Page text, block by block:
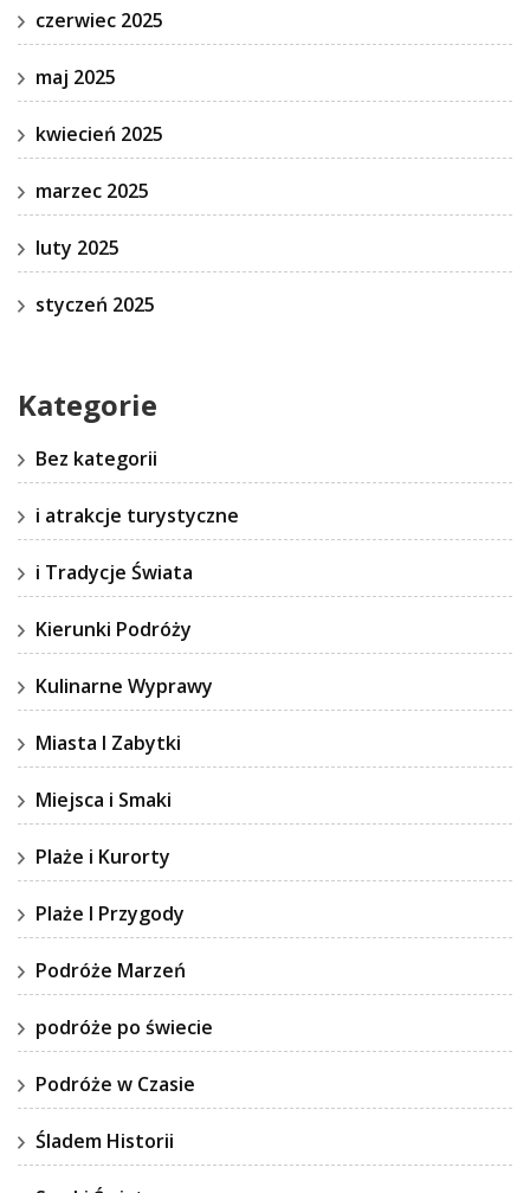
czerwiec 2025
maj 2025
kwiecień 2025
marzec 2025
luty 2025
styczeń 2025
Kategorie
Bez kategorii
i atrakcje turystyczne
i Tradycje Świata
Kierunki Podróży
Kulinarne Wyprawy
Miasta I Zabytki
Miejsca i Smaki
Plaże i Kurorty
Plaże I Przygody
Podróże Marzeń
podróże po świecie
Podróże w Czasie
Śladem Historii